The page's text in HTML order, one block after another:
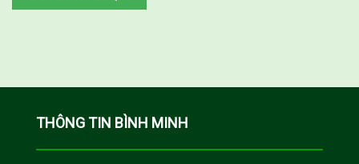
THÔNG TIN BÌNH MINH